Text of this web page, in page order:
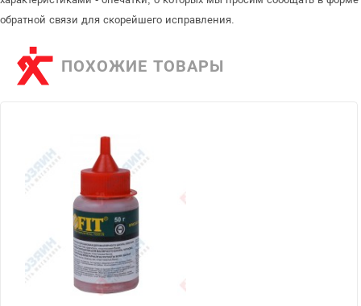
обратной связи для скорейшего исправления.
ПОХОЖИЕ ТОВАРЫ